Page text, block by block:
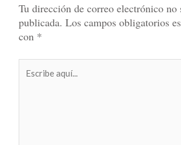
Tu dirección de correo electrónico no
publicada. Los campos obligatorios
con *
aquí...